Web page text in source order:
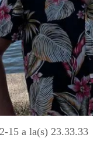
15 a la(s) 23.33.33